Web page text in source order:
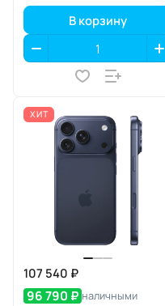
В корзину
ХИТ
107 540 ₽
96 790 ₽ наличными